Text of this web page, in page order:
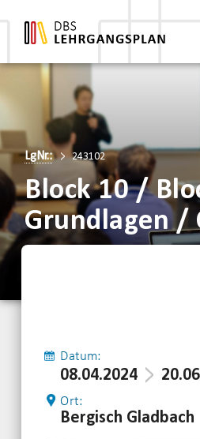
LgNr.: 243102
Block 10 /
Grundlagen /
Datum:
08.04.2024
Ort:
Bergisch Gladbach